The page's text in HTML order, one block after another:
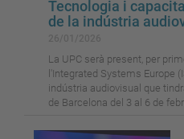
Tecnologia i
de la indústria
La UPC serà present, per
l'Integrated Systems Europe
indústria audiovisual que
de Barcelona del 3 al 6 de